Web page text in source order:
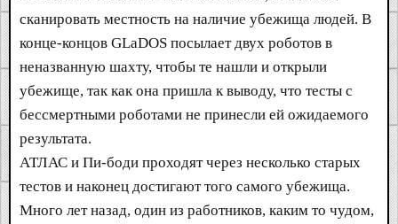
сканировать местность на наличие убежища людей. В
конце-концов GLaDOS посылает двух роботов в
неназванную шахту, чтобы те нашли и открыли
убежище, так как она пришла к выводу, что тесты с
бессмертными роботами не принесли ей ожидаемого
результата.
АТЛАС и Пи-боди проходят через несколько старых
тестов и наконец достигают того самого убежища.
Много лет назад, один из работников, каким то чудом,